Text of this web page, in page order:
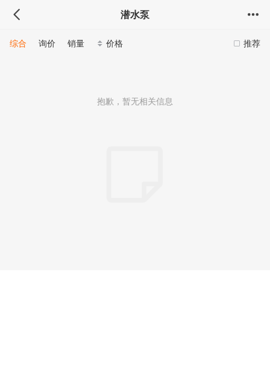
潜水泵
推荐
综合 询价 销量 价格
抱歉，暂无相关信息